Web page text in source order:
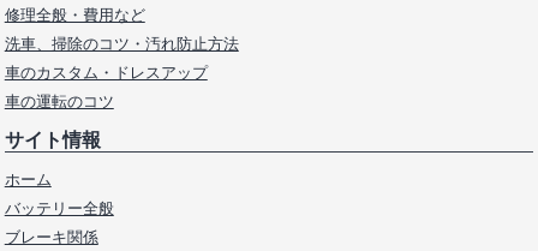
修理全般・費用など
洗車、掃除のコツ・汚れ防止方法
車のカスタム・ドレスアップ
車の運転のコツ
サイト情報
ホーム
バッテリー全般
ブレーキ関係